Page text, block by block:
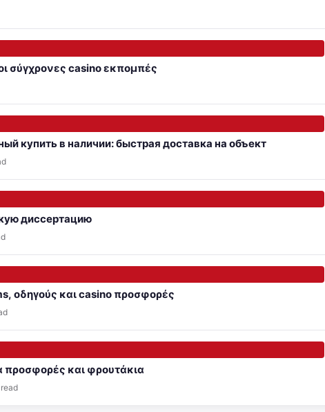
σύγχρονες casino εκπομπές
купить в наличии: быстрая доставка на объект
диссертацию
οδηγούς και casino προσφορές
προσφορές και φρουτάκια